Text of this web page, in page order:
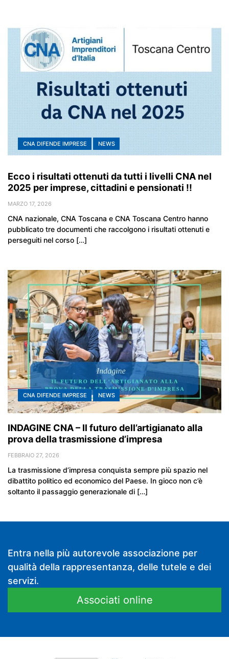
CNA DIFENDE IMPRESE NEWS
Ecco i risultati ottenuti da tutti i livelli CNA nel
2025 per imprese, cittadini e pensionati !!
MARZO 17, 2026
CNA nazionale, CNA Toscana e CNA Toscana Centro hanno
pubblicato tre documenti che raccolgono i risultati ottenuti e
perseguiti nel corso […]
CNA DIFENDE IMPRESE NEWS
INDAGINE CNA – Il futuro dell’artigianato alla
prova della trasmissione d’impresa
FEBBRAIO 27, 2026
La trasmissione d’impresa conquista sempre più spazio nel
dibattito politico ed economico del Paese. In gioco non c’è
soltanto il passaggio generazionale di […]
Entra nella più autorevole associazione per
qualità della rappresentanza, delle tutele e dei
servizi.
Associati online